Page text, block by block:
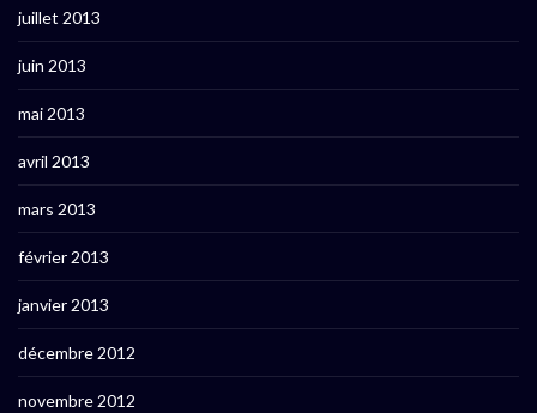
juillet 2013
juin 2013
mai 2013
avril 2013
mars 2013
février 2013
janvier 2013
décembre 2012
novembre 2012